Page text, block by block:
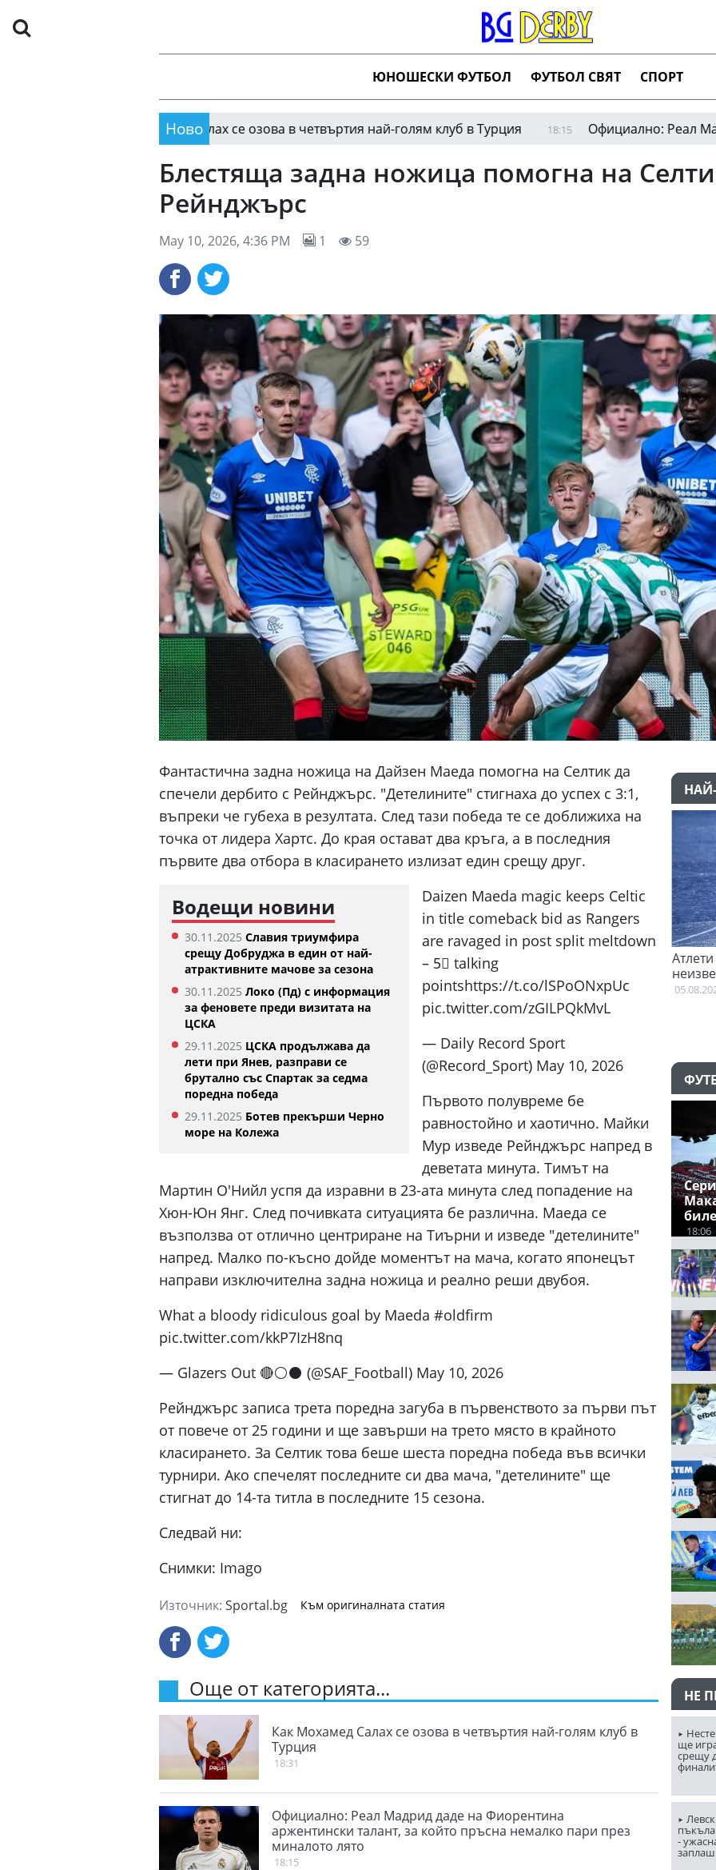
ЮНОШЕСКИ ФУТБОЛ ФУТБОЛ СВЯТ СПОРТ
Ново
Как Мохамед Салах се озова в четвъртия най-голям клуб в Турция 18:15 Официално: Реал Мадрид
Блестяща задна ножица помогна на
Рейнджърс
May 10, 2026, 4:36 PM 1 59
Фантастична задна ножица на Дайзен Маеда помогна на Селтик да
спечели дербито с Рейнджърс. "Детелините" стигнаха до успех с 3:1,
въпреки че губеха в резултата. След тази победа те се доближиха на
точка от лидера Хартс. До края остават два кръга, а в последния
първите два отбора в класирането излизат един срещу друг.
Водещи новини
30.11.2025 Славия триумфира
срещу Добруджа в един от най-
атрактивните мачове за сезона
30.11.2025 Локо (Пд) с информация
за феновете преди визитата на
ЦСКА
29.11.2025 ЦСКА продължава да
лети при Янев, разправи се
брутално със Спартак за седма
поредна победа
29.11.2025 Ботев прекърши Черно
море на Колежа
Daizen Maeda magic keeps Celtic
in title comeback bid as Rangers
are ravaged in post split meltdown
– 5⃣ talking
pointshttps://t.co/lSPoONxpUc
pic.twitter.com/zGILPQkMvL
— Daily Record Sport
(@Record_Sport) May 10, 2026
Първото полувреме бе
равностойно и хаотично. Майки
Мур изведе Рейнджърс напред в
деветата минута. Тимът на
Мартин О'Нийл успя да изравни в 23-ата минута след попадение на
Хюн-Юн Янг. След почивката ситуацията бе различна. Маеда се
възползва от отлично центриране на Тиърни и изведе "детелините"
напред. Малко по-късно дойде моментът на мача, когато японецът
направи изключителна задна ножица и реално реши двубоя.
What a bloody ridiculous goal by Maeda #oldfirm
pic.twitter.com/kkP7IzH8nq
— Glazers Out 🔴⚪️⚫️ (@SAF_Football) May 10, 2026
Рейнджърс записа трета поредна загуба в първенството за първи път
от повече от 25 години и ще завърши на трето място в крайното
класирането. За Селтик това беше шеста поредна победа във всички
турнири. Ако спечелят последните си два мача, "детелините" ще
стигнат до 14-та титла в последните 15 сезона.
Следвай ни:
Снимки: Imago
Източник: Sportal.bg Към оригиналната статия
Още от категорията...
Как Мохамед Салах се озова в четвъртия най-голям клуб в
Турция
18:31
Официално: Реал Мадрид даде на Фиорентина
аржентински талант, за който пръсна немалко пари през
миналото лято
18:15
Денвър Нъгетс взе звезда от
Феран Торес е казал "да" на Пари Сен
Жермен
02:59
Атлети от Пакистан и Уганда са в
неизвестност след Игрите на
Британската общност
05.08.2026
18:06
НЕ
ще
срещу
-